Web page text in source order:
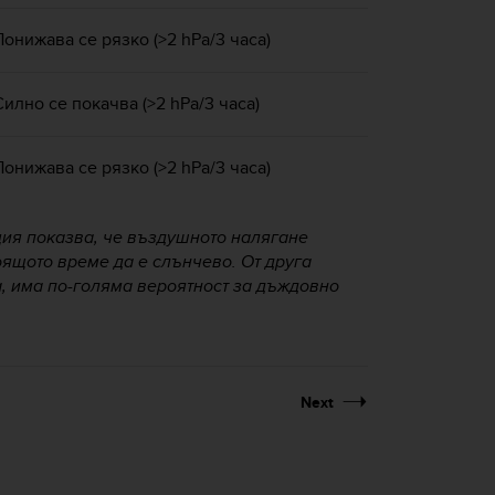
се рязко (>2 hPa/3 часа)
се покачва (>2 hPa/3 часа)
се рязко (>2 hPa/3 часа)
показва, че въздушното налягане
време да е слънчево. От друга
има по-голяма вероятност за дъждовно
Next